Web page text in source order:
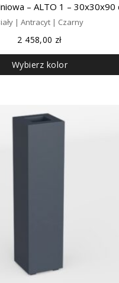
– ALTO 1 – 30x30x90
| Antracyt | Czarny
2 458,00 zł
Wybierz kolor